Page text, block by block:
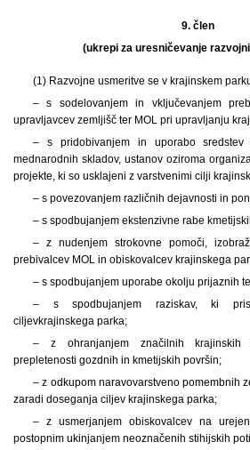
9. člen
(ukrepi za uresničevanje
(1) Razvojne usmeritve se v krajinskem
– s sodelovanjem in vključevanjem
upravljavcev zemljišč ter MOL pri upravljanju
– s pridobivanjem in uporabo
mednarodnih skladov, ustanov oziroma
projekte, ki so usklajeni z varstvenimi cilji
– s povezovanjem različnih dejavnosti in
– s spodbujanjem ekstenzivne rabe
– z nudenjem strokovne pomoči,
prebivalcev MOL in obiskovalcev krajinskega
– s spodbujanjem uporabe okolju prijaznih
– s spodbujanjem raziskav, ki
ciljevkrajinskega parka;
– z ohranjanjem značilnih krajinskih
prepletenosti gozdnih in kmetijskih površin;
– z odkupom naravovarstveno pomembnih
zaradi doseganja ciljev krajinskega parka;
– z usmerjanjem obiskovalcev na
postopnim ukinjanjem neoznačenih stihijskih